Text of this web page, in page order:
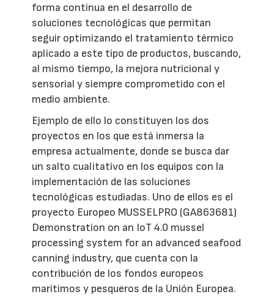
forma continua en el desarrollo de
soluciones tecnológicas que permitan
seguir optimizando el tratamiento térmico
aplicado a este tipo de productos, buscando,
al mismo tiempo, la mejora nutricional y
sensorial y siempre comprometido con el
medio ambiente.
Ejemplo de ello lo constituyen los dos
proyectos en los que está inmersa la
empresa actualmente, donde se busca dar
un salto cualitativo en los equipos con la
implementación de las soluciones
tecnológicas estudiadas. Uno de ellos es el
proyecto Europeo MUSSELPRO (GA863681)
Demonstration on an IoT 4.0 mussel
processing system for an advanced seafood
canning industry, que cuenta con la
contribución de los fondos europeos
marítimos y pesqueros de la Unión Europea.